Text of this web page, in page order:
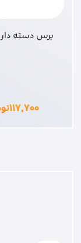
برس دسته
۱۱۷,۷۰۰